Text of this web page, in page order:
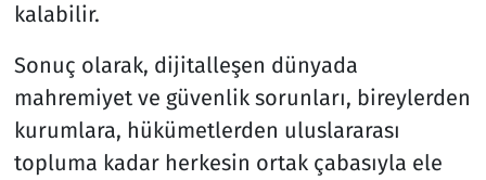
kalabilir.
Sonuç olarak, dijitalleşen dünyada
mahremiyet ve güvenlik sorunları, bireylerden
kurumlara, hükümetlerden uluslararası
topluma kadar herkesin ortak çabasıyla ele